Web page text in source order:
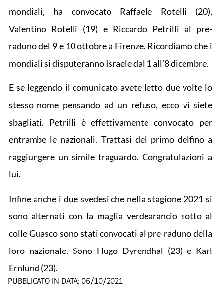
mondiali, ha convocato Raffaele Rotelli (20),
Valentino Rotelli (19) e Riccardo Petrilli al pre-
raduno del 9 e 10 ottobre a Firenze. Ricordiamo che i
mondiali si disputeranno Israele dal 1 all’8 dicembre.
E se leggendo il comunicato avete letto due volte lo
stesso nome pensando ad un refuso, ecco vi siete
sbagliati. Petrilli è effettivamente convocato per
entrambe le nazionali. Trattasi del primo delfino a
raggiungere un simile traguardo. Congratulazioni a
lui.
Infine anche i due svedesi che nella stagione 2021 si
sono alternati con la maglia verdearancio sotto al
colle Guasco sono stati convocati al pre-raduno della
loro nazionale. Sono Hugo Dyrendhal (23) e Karl
Ernlund (23).
PUBBLICATO IN DATA: 06/10/2021